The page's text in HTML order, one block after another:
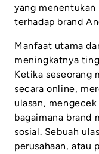
yang menentukan
terhadap brand
Manfaat utama
meningkatnya
Ketika seseorang
secara online,
ulasan,
bagaimana brand
sosial. Sebuah
perusahaan, atau